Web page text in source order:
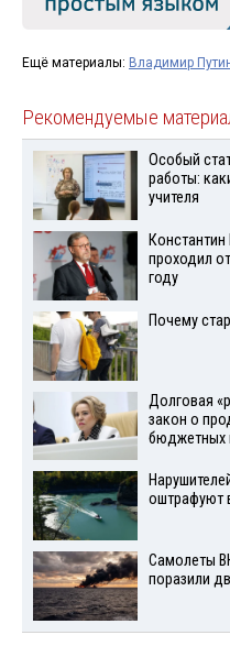
Ещё материалы: Владимир
Рекомендуемые
Особый
работы:
учителя
проходил
году
Почему
Долговая
закон о
бюджетных
оштрафуют
Самолеты
поразили